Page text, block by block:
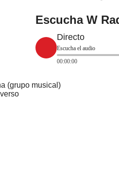
Escucha W
Directo
Escucha el audio
00:00:00
(grupo musical)